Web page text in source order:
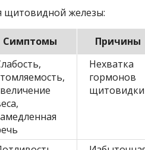
щитовидной железы:
Симптомы
Причины
Нехватка
гормонов
щитовидки